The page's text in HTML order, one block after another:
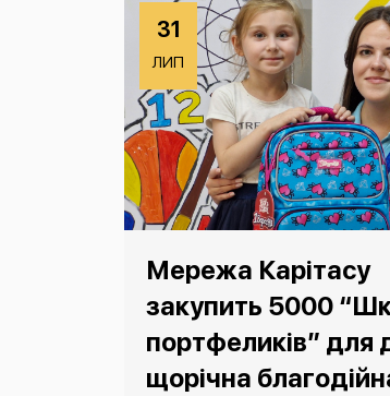
31
ЛИП
Мережа Карітасу
закупить 5000
портфеликів” для
щорічна